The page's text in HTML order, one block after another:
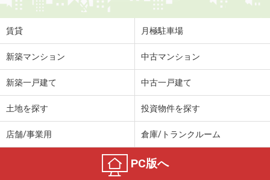
賃貸 月極駐車場
新築マンション 中古マンション
新築一戸建て 中古一戸建て
土地を探す 投資物件を探す
店舗/事業用 倉庫/トランクルーム
PC版へ